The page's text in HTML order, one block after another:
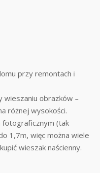
przy remontach i
obrazków –
różnej wysokości.
fotograficznym (tak
1,7m, więc można wiele
wieszak naścienny.